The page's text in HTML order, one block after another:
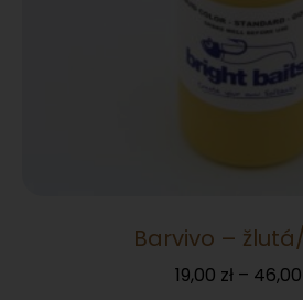
Barvivo –
19,00 zł – 46,00